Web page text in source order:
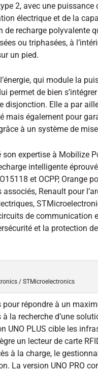
2, avec une
électrique et de la
recharge polyvalente
ou triphasées, à
un pied.
qui module la
permet de bien
disjonction. Elle a par
mais également pour
à un système de
expertise à Mobilize
intelligente
et OCPP, Orange
Renault pour
de communication
et la protection
/ STMicroelectronics
répondre à un
la recherche d’une
UNO PLUS cible les
un lecteur de carte
à la charge, le
La version UNO PRO